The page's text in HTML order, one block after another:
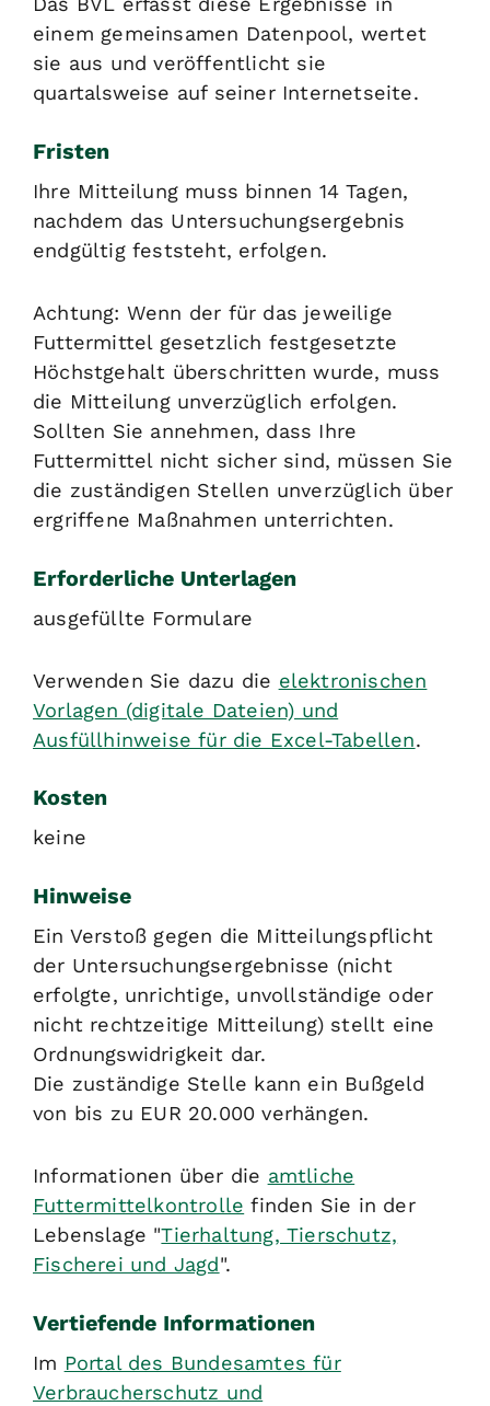
einem gemeinsamen Datenpool, wertet
sie aus und veröffentlicht sie
quartalsweise auf seiner Internetseite.
Fristen
Ihre Mitteilung muss binnen 14 Tagen,
nachdem das Untersuchungsergebnis
endgültig feststeht, erfolgen.
Achtung: Wenn der für das jeweilige
Futtermittel gesetzlich festgesetzte
Höchstgehalt überschritten wurde, muss
die Mitteilung unverzüglich erfolgen.
Sollten Sie annehmen, dass Ihre
Futtermittel nicht sicher sind, müssen Sie
die zuständigen Stellen unverzüglich über
ergriffene Maßnahmen unterrichten.
Erforderliche Unterlagen
ausgefüllte Formulare
Verwenden Sie dazu die elektronischen
Vorlagen (digitale Dateien) und
Ausfüllhinweise für die Excel-Tabellen.
Kosten
keine
Hinweise
Ein Verstoß gegen die Mitteilungspflicht
der Untersuchungsergebnisse (nicht
erfolgte, unrichtige, unvollständige oder
nicht rechtzeitige Mitteilung) stellt eine
Ordnungswidrigkeit dar.
Die zuständige Stelle kann ein Bußgeld
von bis zu EUR 20.000 verhängen.
Informationen über die amtliche
Futtermittelkontrolle finden Sie in der
Lebenslage "Tierhaltung, Tierschutz,
Fischerei und Jagd".
Vertiefende Informationen
Im Portal des Bundesamtes für
Verbraucherschutz und